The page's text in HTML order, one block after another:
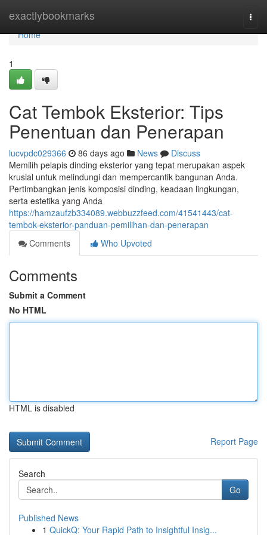
exactlybookmarks
Home
Home
1
Cat Tembok Eksterior: Tips
Penentuan dan Penerapan
lucvpdc029366 86 days ago News
Discuss
Memilih pelapis dinding eksterior yang tepat merupakan aspek
krusial untuk melindungi dan mempercantik bangunan Anda.
Pertimbangkan jenis komposisi dinding, keadaan lingkungan,
serta estetika yang Anda
https://hamzaufzb334089.webbuzzfeed.com/41541443/cat-
tembok-eksterior-panduan-pemilihan-dan-penerapan
Comments
Who Upvoted
Comments
Submit a Comment
No HTML
HTML is disabled
Report Page
Search
Go
Published News
1 QuickQ: Your Rapid Path to Insightful Insig...